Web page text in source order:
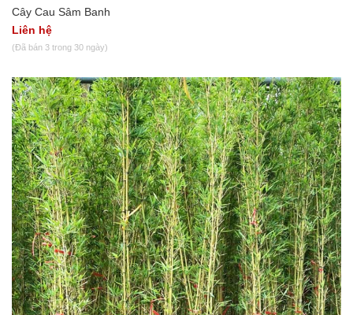
Cây Cau Sâm Banh
Liên hệ
(Đã bán 3 trong 30 ngày)